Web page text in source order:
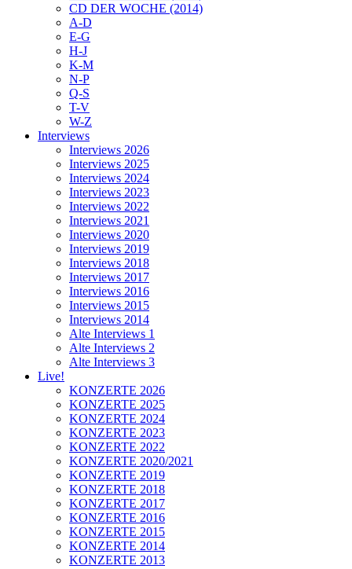
CD DER WOCHE (2014)
A-D
E-G
H-J
K-M
N-P
Q-S
T-V
W-Z
Interviews
Interviews 2026
Interviews 2025
Interviews 2024
Interviews 2023
Interviews 2022
Interviews 2021
Interviews 2020
Interviews 2019
Interviews 2018
Interviews 2017
Interviews 2016
Interviews 2015
Interviews 2014
Alte Interviews 1
Alte Interviews 2
Alte Interviews 3
Live!
KONZERTE 2026
KONZERTE 2025
KONZERTE 2024
KONZERTE 2023
KONZERTE 2022
KONZERTE 2020/2021
KONZERTE 2019
KONZERTE 2018
KONZERTE 2017
KONZERTE 2016
KONZERTE 2015
KONZERTE 2014
KONZERTE 2013